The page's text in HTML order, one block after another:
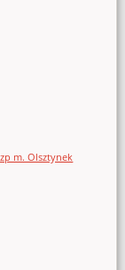
m. Olsztynek